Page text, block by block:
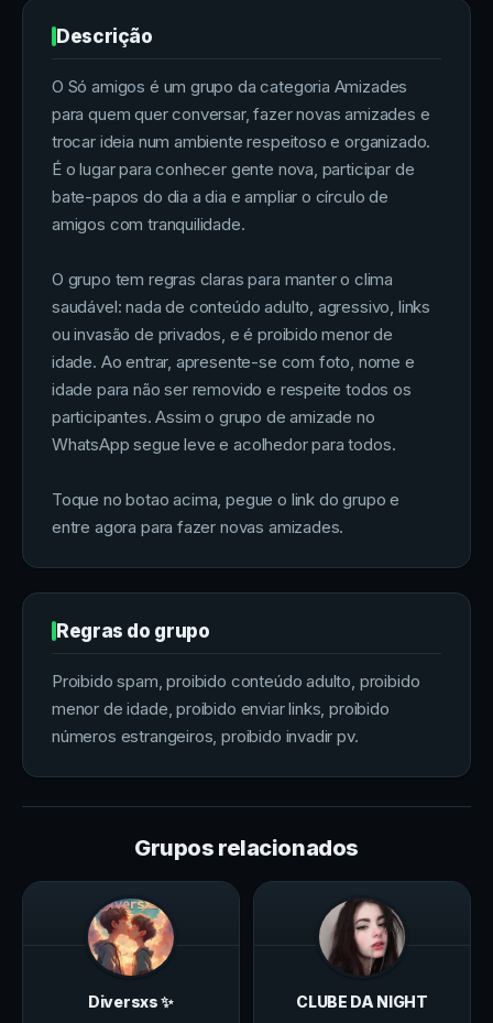
Descrição
O Só amigos é um grupo da categoria Amizades
para quem quer conversar, fazer novas amizades e
trocar ideia num ambiente respeitoso e organizado.
É o lugar para conhecer gente nova, participar de
bate-papos do dia a dia e ampliar o círculo de
amigos com tranquilidade.
O grupo tem regras claras para manter o clima
saudável: nada de conteúdo adulto, agressivo, links
ou invasão de privados, e é proibido menor de
idade. Ao entrar, apresente-se com foto, nome e
idade para não ser removido e respeite todos os
participantes. Assim o grupo de amizade no
WhatsApp segue leve e acolhedor para todos.
Toque no botao acima, pegue o link do grupo e
entre agora para fazer novas amizades.
Regras do grupo
Proibido spam, proibido conteúdo adulto, proibido
menor de idade, proibido enviar links, proibido
números estrangeiros, proibido invadir pv.
Grupos relacionados
Diversxs ✨ CLUBE DA NIGHT